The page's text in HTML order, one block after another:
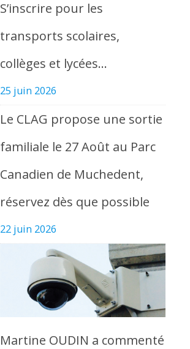
S’inscrire pour les
transports scolaires,
collèges et lycées…
25 juin 2026
Le CLAG propose une sortie
familiale le 27 Août au Parc
Canadien de Muchedent,
réservez dès que possible
22 juin 2026
Martine OUDIN a commenté